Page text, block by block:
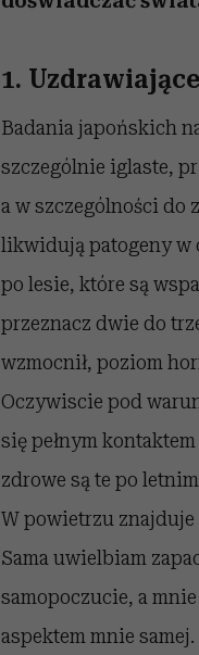
1.
Badania japońskich
szczególnie iglaste,
a w szczególności do
likwidują patogeny w
po lesie, które są
przeznacz dwie do
wzmocnił, poziom
Oczywiscie pod
się pełnym
zdrowe są te po
W powietrzu
Sama uwielbiam
samopoczucie, a
aspektem mnie samej.